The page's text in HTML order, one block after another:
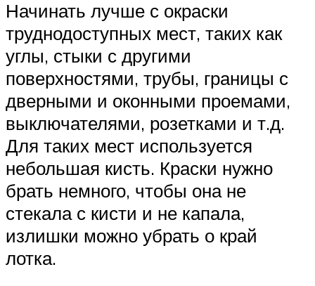
Начинать лучше с окраски
труднодоступных мест, таких как
углы, стыки с другими
поверхностями, трубы, границы с
дверными и оконными проемами,
выключателями, розетками и т.д.
Для таких мест используется
небольшая кисть. Краски нужно
брать немного, чтобы она не
стекала с кисти и не капала,
излишки можно убрать о край
лотка.